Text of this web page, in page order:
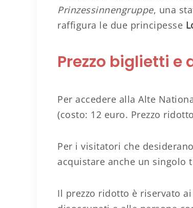
Prinzessinnengruppe, una
raffigura le due principesse
Prezzo biglietti e
Per accedere alla Alte
(costo: 12 euro. Prezzo
Per i visitatori che
acquistare anche un singolo
Il prezzo ridotto è riservato